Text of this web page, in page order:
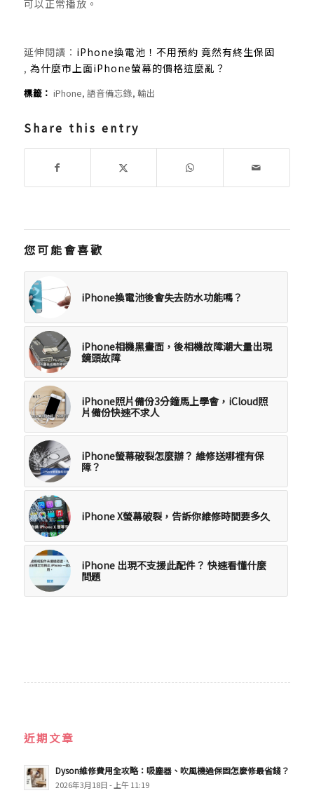
可以正常播放。
延伸閱讀： iPhone換電池！不用預約 竟然有終生保固
, 為什麼市上面iPhone螢幕的價格這麼亂？
標籤： iPhone, 語音備忘錄, 輸出
Share this entry
您可能會喜歡
iPhone換電池後會失去防水功能嗎？
iPhone相機黑畫面，後相機故障潮大量出現
鏡頭故障
iPhone照片備份3分鐘馬上學會，iCloud照
片備份快速不求人
iPhone螢幕破裂怎麼辦？ 維修送哪裡有保
障？
iPhone X螢幕破裂，告訴你維修時間要多久
iPhone 出現不支援此配件？ 快速看懂什麼
問題
近期文章
Dyson維修費用全攻略：吸塵器、吹風機過保固怎麼修最省錢？
2026年3月18日 - 上午 11:19